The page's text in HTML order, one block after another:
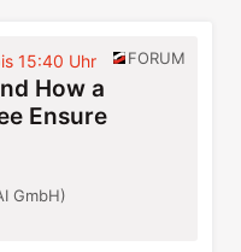
15:40 Uhr
How a
Ensure
GmbH)
FORUM